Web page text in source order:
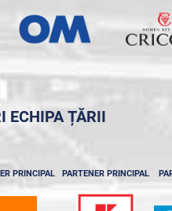
ECHIPA ȚĂRII
PRINCIPAL PARTENER PRINCIPAL